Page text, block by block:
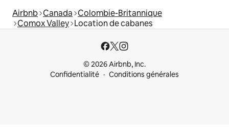
Airbnb Canada Colombie-Britannique
Comox Valley Location de cabanes
© 2026 Airbnb, Inc.
Confidentialité
Conditions générales